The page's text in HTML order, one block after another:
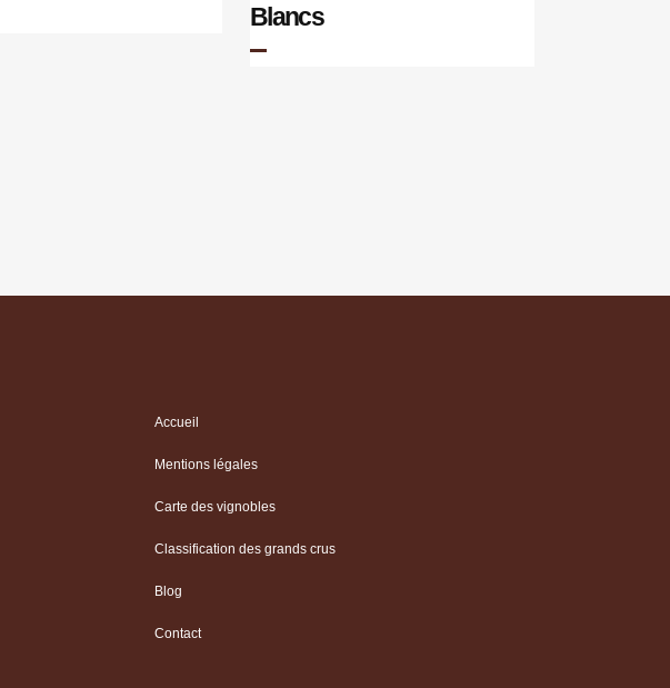
Blancs
Accueil
Mentions légales
Carte des vignobles
Classification des grands crus
Blog
Contact